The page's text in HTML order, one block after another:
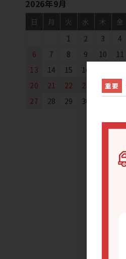
2026年9月
日 月 火 水 木 金
1
2 3 4
6
7 8 9 10 11
13
14 15 16
20
21 22 23 24 25
27
28 29 30
重要